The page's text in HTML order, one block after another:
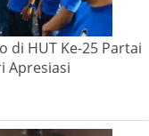
di HUT Ke-25 Partai
Apresiasi